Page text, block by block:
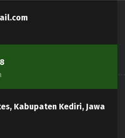
Kabupaten Kediri, Jawa